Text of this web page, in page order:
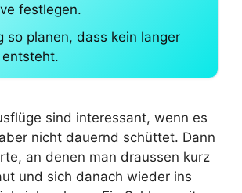
festlegen.
so planen, dass kein langer
sind interessant, wenn es
nicht dauernd schüttet. Dann
an denen man draussen kurz
und sich danach wieder ins